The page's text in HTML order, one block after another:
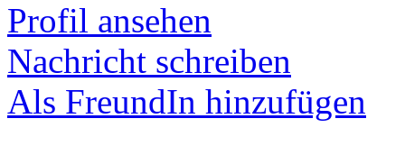
Profil ansehen
Nachricht schreiben
Als FreundIn hinzufügen